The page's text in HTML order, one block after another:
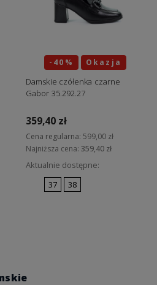
-40% Okazja
Damskie czółenka czarne
Gabor 35.292.27
359,40 zł
Cena regularna: 599,00 zł
Najniższa cena: 359,40 zł
Aktualnie dostępne:
37
38